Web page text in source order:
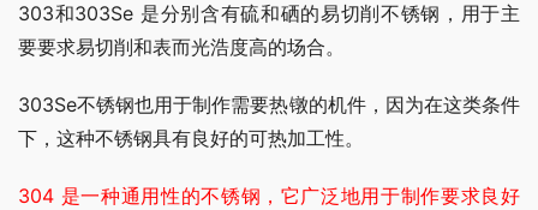
303和303Se 是分别含有硫和硒的易切削不锈钢，用于主
要要求易切削和表而光浩度高的场合。
303Se不锈钢也用于制作需要热镦的机件，因为在这类条件
下，这种不锈钢具有良好的可热加工性。
304 是一种通用性的不锈钢，它广泛地用于制作要求良好